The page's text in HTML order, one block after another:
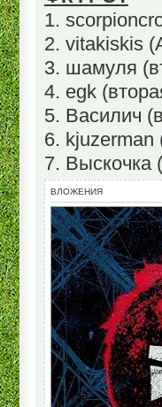
1.
2. vitakiskis
3. шамуля
4. egk
5. Василич
6. kjuzerman
7. Выскочка
ВЛОЖЕНИЯ